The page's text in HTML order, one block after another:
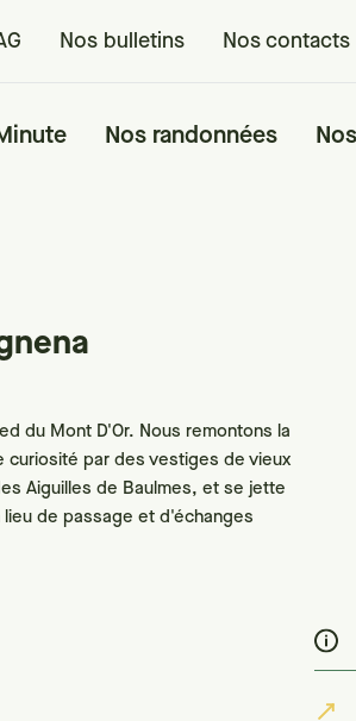
Nos randonnées
Nos bulletins Nos contacts
du Mont D'Or. Nous remontons la
curiosité par des vestiges de vieux
Aiguilles de Baulmes, et se jette
de passage et d'échanges